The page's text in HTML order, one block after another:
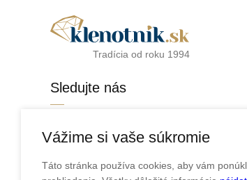
Tradícia od roku 1994
Sledujte nás
facebook
Vážime si vaše súkromie
Táto stránka používa cookies, aby vám